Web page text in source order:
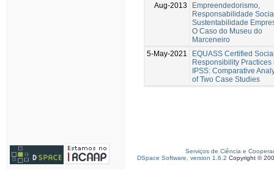
Aug-2013
Empreendedorismo,
Responsabilidade
Sustentabilidade
O Caso do Museu do
Marceneiro
5-May-2021
EQUASS Certified
Responsibility Practices
IPSS: Comparative
of Two Case Studies
Serviços de Ciência e
DSpace Software, version 1.6.2 Copyright ©